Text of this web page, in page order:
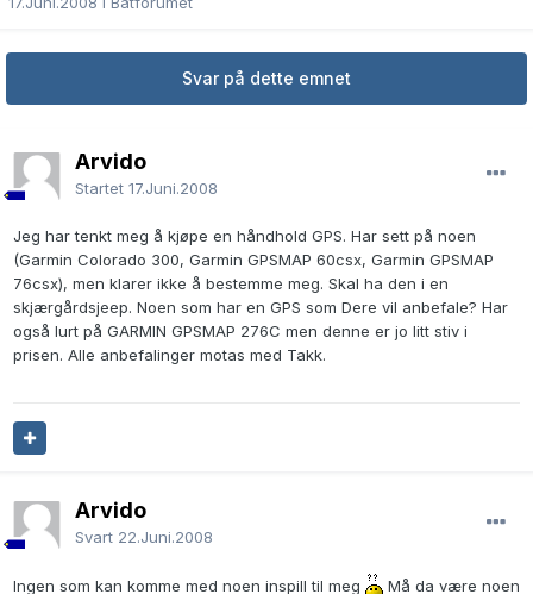
Svar på dette emnet
Arvido
Startet 17.Juni.2008
Jeg har tenkt meg å kjøpe en håndhold GPS. Har sett på noen
(Garmin Colorado 300, Garmin GPSMAP 60csx, Garmin GPSMAP
76csx), men klarer ikke å bestemme meg. Skal ha den i en
skjærgårdsjeep. Noen som har en GPS som Dere vil anbefale? Har
også lurt på GARMIN GPSMAP 276C men denne er jo litt stiv i
prisen. Alle anbefalinger motas med Takk.
Arvido
Svart 22.Juni.2008
Ingen som kan komme med noen inspill til meg
Må da være noen